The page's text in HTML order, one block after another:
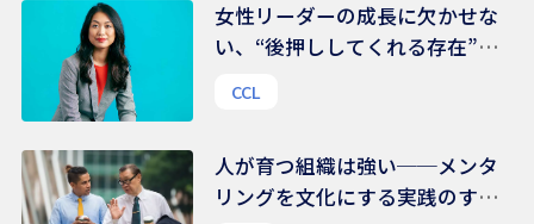
女性リーダーの成長に欠かせな
い、“後押ししてくれる存在”の
様々な支援ネットワークにある
CCL
人が育つ組織は強い──メンタ
リングを文化にする実践のすす